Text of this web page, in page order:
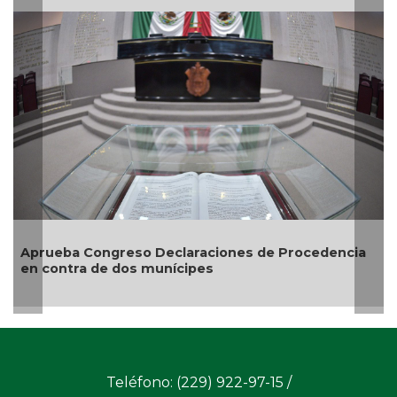
Congreso Declaraciones de Procedencia
de dos munícipes
Teléfono: (229) 922-97-15 /